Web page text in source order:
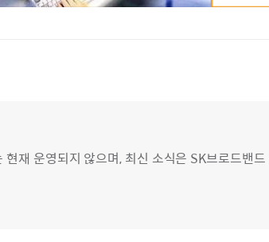
재 운영되지 않으며, 최신 소식은 SK브로드밴